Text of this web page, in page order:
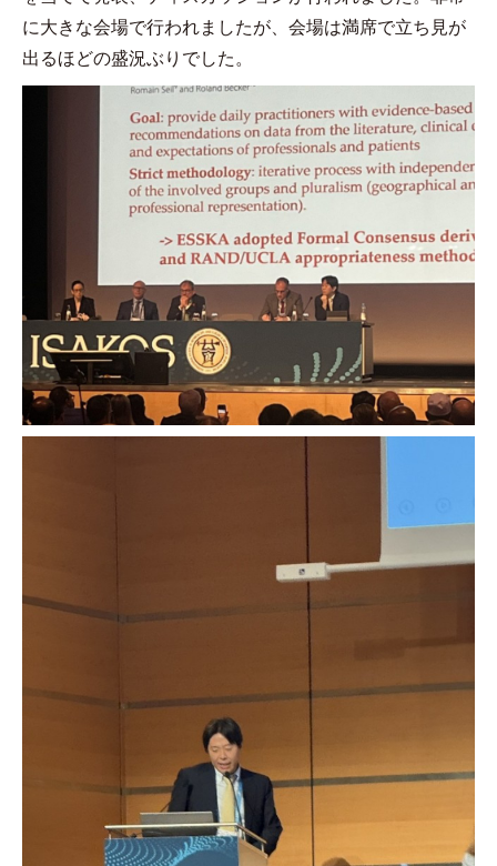
に大きな会場で行われましたが、会場は満席で立ち見が
出るほどの盛況ぶりでした。